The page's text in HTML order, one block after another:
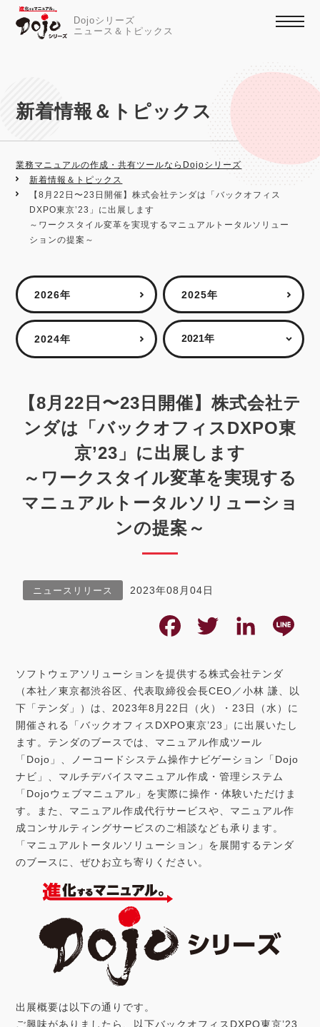
Dojoシリーズ
ニュース＆トピックス
新着情報＆トピックス
業務マニュアルの作成・共有ツールならDojoシリーズ
新着情報＆トピックス
【8月22日〜23日開催】株式会社テンダは「バックオフィス
DXPO東京’23」に出展します
～ワークスタイル変革を実現するマニュアルトータルソリュー
ションの提案～
2026年 2025年
2024年
【8月22日〜23日開催】株式会社テ
ンダは「バックオフィスDXPO東
京’23」に出展します
～ワークスタイル変革を実現する
マニュアルトータルソリューショ
ンの提案～
ニュースリリース 2023年08月04日
c
e
b
o
o
k
t
r
k
e
I
n
ソフトウェアソリューションを提供する株式会社テンダ
（本社／東京都渋谷区、代表取締役会長CEO／小林 謙、以
下「テンダ」）は、2023年8月22日（火）・23日（水）に
開催される「バックオフィスDXPO東京’23」に出展いたし
ます。テンダのブースでは、マニュアル作成ツール
「Dojo」、ノーコードシステム操作ナビゲーション「Dojo
ナビ」、マルチデバイスマニュアル作成・管理システム
「Dojoウェブマニュアル」を実際に操作・体験いただけま
す。また、マニュアル作成代行サービスや、マニュアル作
成コンサルティングサービスのご相談なども承ります。
「マニュアルトータルソリューション」を展開するテンダ
のブースに、ぜひお立ち寄りください。
出展概要は以下の通りです。
ご興味がありましたら、以下バックオフィスDXPO東京’23